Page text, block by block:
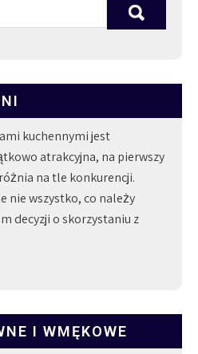
kuchennymi jest
atrakcyjna, na pierwszy
na tle konkurencji.
nie wszystko, co należy
decyzji o skorzystaniu z
I WMĘKOWE